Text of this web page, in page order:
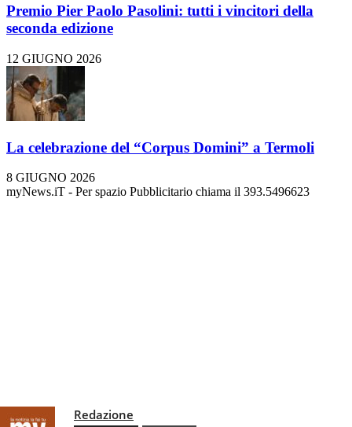
Premio Pier Paolo Pasolini: tutti i vincitori della
seconda edizione
12 GIUGNO 2026
La celebrazione del “Corpus Domini” a Termoli
8 GIUGNO 2026
myNews.iT - Per spazio Pubblicitario chiama il 393.5496623
Redazione